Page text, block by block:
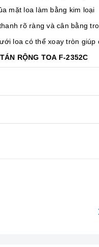
mặt loa làm bằng kim loại
rõ ràng và cân bằng
loa có thể xoay tròn
RỘNG TOA F-2352C